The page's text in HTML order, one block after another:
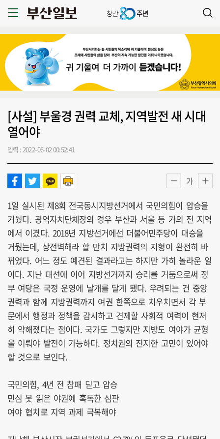
[사설] 부울경 권력 교체, 지역발전 새 시대
열어야
입력 : 2022-06-02 00:52:41
가
1일 실시된 제8회 전국동시지방선거에서 국민의힘이 압승을
거뒀다. 광역자치단체장의 경우 부산과 서울 등 거의 전 지역
에서 이겼다. 2018년 지방선거에선 더불어민주당이 대승을
거뒀는데, 상전벽해라 할 만치 지방권력의 지형이 완전히 바
뀌었다. 어느 정도 예견된 결과라고는 하지만 가히 놀라운 일
이다. 지난 대선에 이어 지방선거까지 승리를 거둠으로써 정
부 여당은 국정 운영에 날개를 달게 됐다. 우려되는 건 중앙
권력과 함께 지방권력까지 여권 한쪽으로 치우치면서 각 부
문에서 행정과 정책을 감시하고 견제할 사회적 여력이 현저
히 약해졌다는 점이다. 국가도 그렇지만 지방도 여야가 균형
을 이뤄야 발전이 가능하다. 정치권의 진지한 고민이 있어야
할 것으로 보인다.
국민의힘, 4년 전 참패 딛고 압승
민심 못 읽은 야권에 혹독한 심판
여야 협치로 지역 과제 극복해야